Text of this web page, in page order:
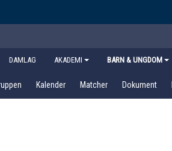
DAMLAG AKADEMI BARN & UNGDOM
Kalender Matcher Dokument